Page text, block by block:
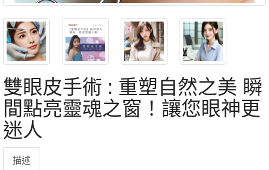
雙眼皮手術 : 重塑自然之美 瞬
間點亮靈魂之窗！讓您眼神更
迷人
描述